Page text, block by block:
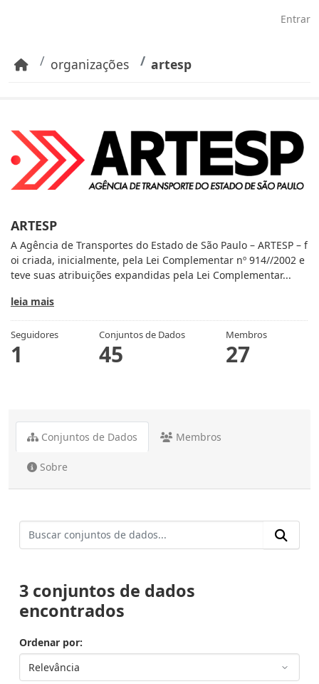
Entrar
organizações artesp
ARTESP
A Agência de Transportes do Estado de São Paulo – ARTESP – f
oi criada, inicialmente, pela Lei Complementar nº 914//2002 e
teve suas atribuições expandidas pela Lei Complementar...
leia mais
Seguidores
1
Conjuntos de Dados
45
Membros
27
Conjuntos de Dados Membros
Sobre
3 conjuntos de dados
encontrados
Ordenar por